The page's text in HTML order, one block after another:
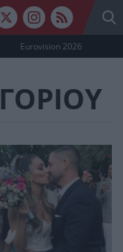
Eurovision 2026